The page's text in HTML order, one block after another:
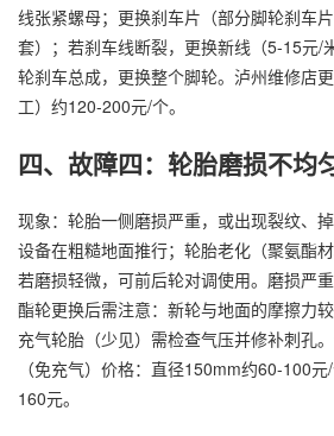
线张紧螺母；更换刹车片（部分脚轮刹车
套）；若刹车线断裂，更换新线（5-15元/
轮刹车总成，更换整个脚轮。泸州维修店
工）约120-200元/个。
四、故障四：轮胎磨损不均
现象：轮胎一侧磨损严重，或出现裂纹、
设备在粗糙地面推行；轮胎老化（聚氨酯
若磨损轻微，可前后轮对调使用。磨损严
酯轮更换后需注意：新轮与地面的摩擦力
充气轮胎（少见）需检查气压并修补刺孔
（免充气）价格：直径150mm约60-100
160元。